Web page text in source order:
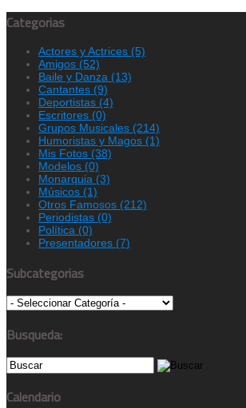
Categorias
Actores y Actrices (5)
Amigos (52)
Baile y Danza (13)
Cantantes (9)
Deportistas (4)
Escritores (0)
Grupos Musicales (214)
Humoristas y Magos (1)
Mis Fotos (38)
Modelos (0)
Monarquia (3)
Músicos (1)
Otros Famosos (212)
Periodistas (0)
Política (0)
Presentadores (7)
Subcategorias
Busqueda:
Calendario